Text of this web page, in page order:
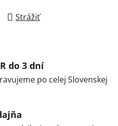
Strážiť
do 3 dní
po celej Slovenskej